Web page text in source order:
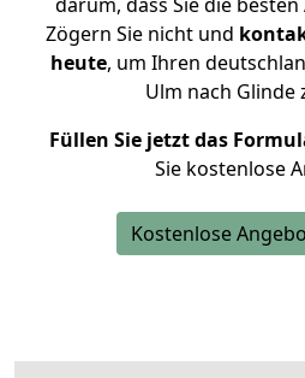
Zögern Sie nicht und
heute, um Ihren
Ulm nach Glinde
Füllen Sie jetzt das
Sie kostenlose
Kostenlose